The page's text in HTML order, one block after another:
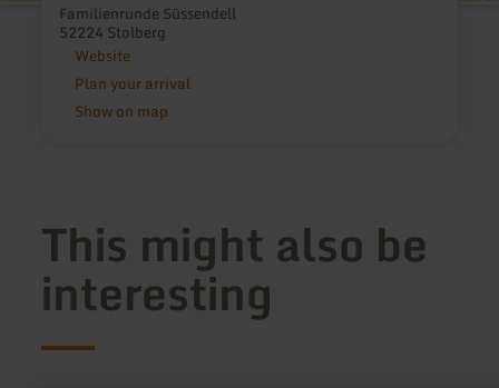
Familienrunde Süssendell
52224 Stolberg
Website
Plan your arrival
Show on map
This might also be
interesting